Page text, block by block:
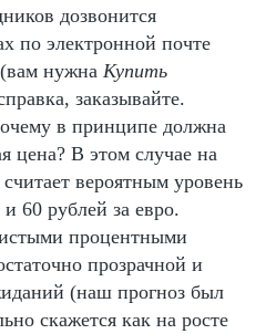
дозвонится
по электронной почте
нужна Купить
заказывайте.
в принципе должна
цена? В этом случае на
вероятным уровень
60 рублей за евро.
процентными
прозрачной и
(наш прогноз был
скажется как на росте